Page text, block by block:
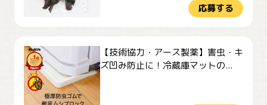
応募する
【技術協力・アース製薬】害虫・キ
ズ凹み防止に！冷蔵庫マットの...